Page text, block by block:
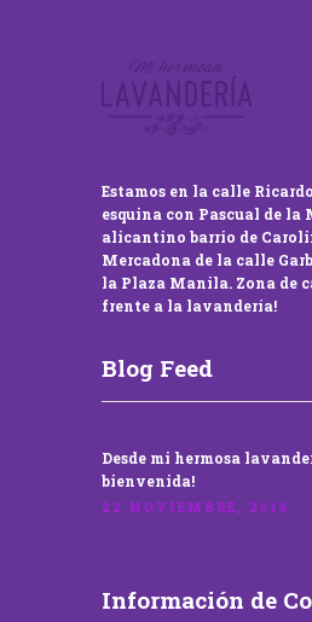
Estamos en la calle
esquina con Pascual de la
alicantino barrio de
Mercadona de la calle
la Plaza Manila. Zona de
frente a la lavandería!
Blog Feed
Desde mi hermosa
bienvenida!
22 NOVIEMBRE, 2016
Información de